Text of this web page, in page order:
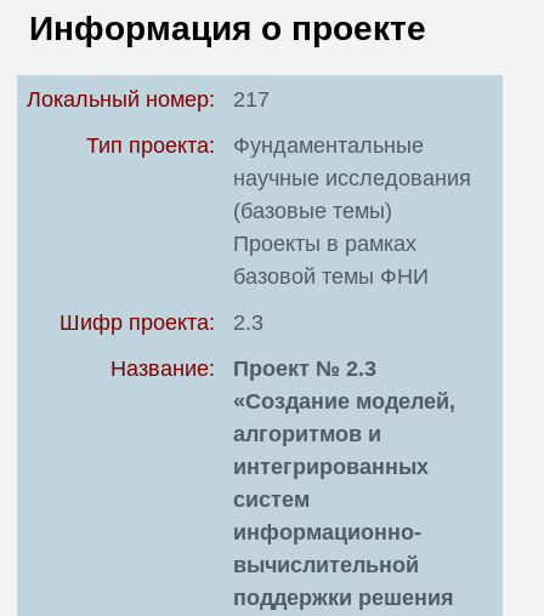
Т
Информация о проекте
Локальный номер:
217
Тип проекта:
Фундаментальные
научные исследования
(базовые темы)
Проекты в рамках
базовой темы ФНИ
Шифр проекта:
2.3
Название:
Проект № 2.3
«Создание моделей,
алгоритмов и
интегрированных
систем
информационно-
вычислительной
поддержки решения